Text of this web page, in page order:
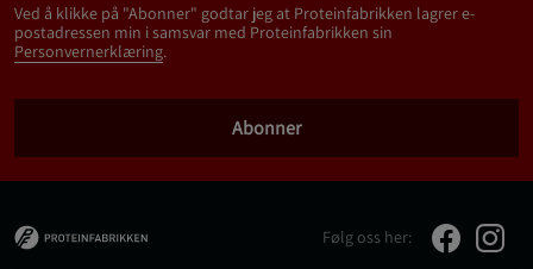
Ved å klikke på "Abonner" godtar jeg at Proteinfabrikken lagrer e-
postadressen min i samsvar med Proteinfabrikken sin
Personvernerklæring.
Abonner
Følg oss her: